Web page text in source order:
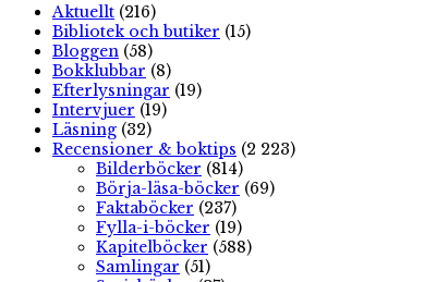
Aktuellt (216)
Bibliotek och butiker (15)
Bloggen (58)
Bokklubbar (8)
Efterlysningar (19)
Intervjuer (19)
Läsning (32)
Recensioner & boktips (2 223)
Bilderböcker (814)
Börja-läsa-böcker (69)
Faktaböcker (237)
Fylla-i-böcker (19)
Kapitelböcker (588)
Samlingar (51)